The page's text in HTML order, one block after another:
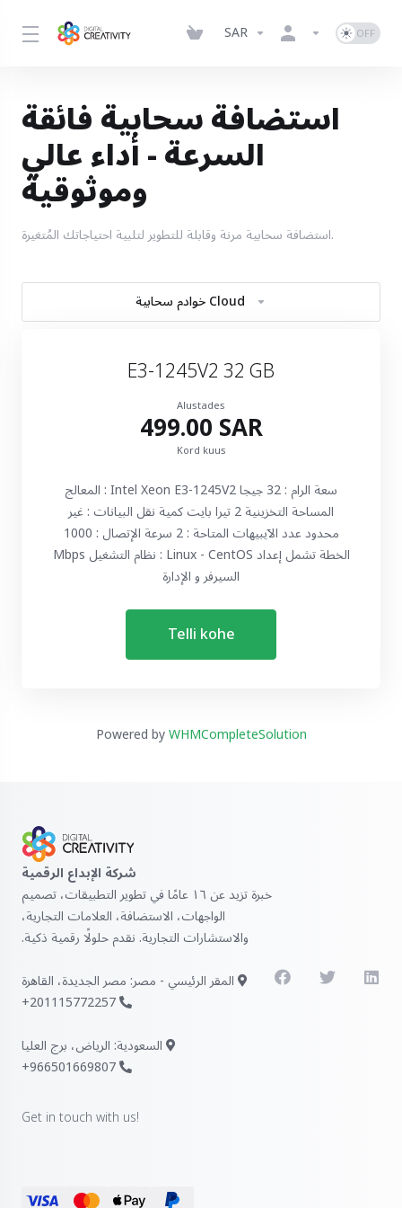
SAR
استضافة سحابية فائقة
السرعة - أداء عالي
وموثوقية
استضافة سحابية مرنة وقابلة للتطوير لتلبية احتياجاتك المُتغيرة.
خوادم سحابية Cloud
E3-1245V2 32 GB
Alustades
499.00 SAR
Kord kuus
المعالج : Intel Xeon E3-1245V2 سعة الرام : 32 جيجا
المساحة التخزينية 2 تيرا بايت كمية نقل البيانات : غير
محدود عدد الآيبيهات المتاحة : 2 سرعة الإتصال : 1000
Mbps نظام التشغيل : Linux - CentOS الخطة تشمل إعداد
السيرفر و الإدارة
Telli kohe
Powered byWHMCompleteSolution
شركة الإبداع الرقمية
خبرة تزيد عن ١٦ عامًا في تطوير التطبيقات، تصميم
الواجهات، الاستضافة، العلامات التجارية،
والاستشارات التجارية. نقدم حلولًا رقمية ذكية.
المقر الرئيسي - مصر: مصر الجديدة، القاهرة
السعودية: الرياض، برج العليا
Get in touch with us!